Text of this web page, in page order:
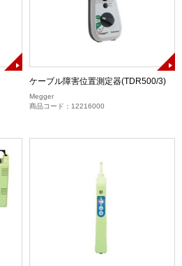
ケーブル障害位置測定器(TDR500/3)
Megger
商品コード：12216000